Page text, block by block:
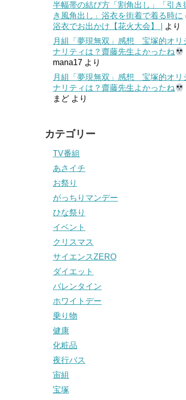
半幅帯の結び方「割角出し」「引き
き風角出し」浴衣を街着で着る時に
浴衣でお出かけ【花火大会】 |
より
月組「夢現無双」感想 宝塚的オリ
ナリティは？齋藤先生よかったね
mana17 より
月組「夢現無双」感想 宝塚的オリ
ナリティは？齋藤先生よかったね
まど より
カテゴリー
TV番組
あさイチ
お祭り
がっちりマンデー
ひな祭り
イベント
クリスマス
サイエンスZERO
ダイエット
バレンタイン
ホワイトデー
乗り物
健康
化粧品
夜行バス
宙組
宝塚